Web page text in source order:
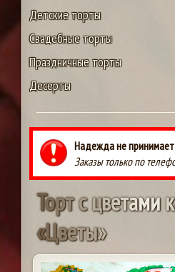
Детские торты
Свадебные торты
Праздничные торты
Десерты
Надежда не принимает
Заказы только по
Тортсцветамик
«Цветы»